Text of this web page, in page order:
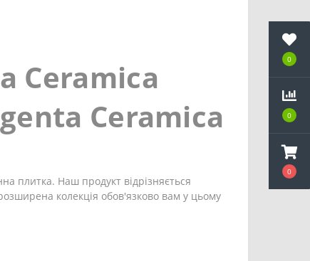
0
0
0
Ceramica
Ceramica
плитка. Наш продукт відрізняється
колекція обов'язково вам у цьому